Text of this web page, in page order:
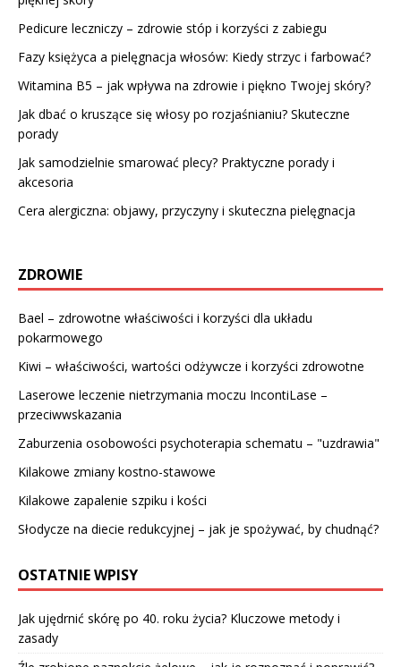
Pedicure leczniczy – zdrowie stóp i korzyści z zabiegu
Fazy księżyca a pielęgnacja włosów: Kiedy strzyc i farbować?
Witamina B5 – jak wpływa na zdrowie i piękno Twojej skóry?
Jak dbać o kruszące się włosy po rozjaśnianiu? Skuteczne
porady
Jak samodzielnie smarować plecy? Praktyczne porady i
akcesoria
Cera alergiczna: objawy, przyczyny i skuteczna pielęgnacja
ZDROWIE
Bael – zdrowotne właściwości i korzyści dla układu
pokarmowego
Kiwi – właściwości, wartości odżywcze i korzyści zdrowotne
Laserowe leczenie nietrzymania moczu IncontiLase –
przeciwwskazania
Zaburzenia osobowości psychoterapia schematu – "uzdrawia"
Kilakowe zmiany kostno-stawowe
Kilakowe zapalenie szpiku i kości
Słodycze na diecie redukcyjnej – jak je spożywać, by chudnąć?
OSTATNIE WPISY
Jak ujędrnić skórę po 40. roku życia? Kluczowe metody i
zasady